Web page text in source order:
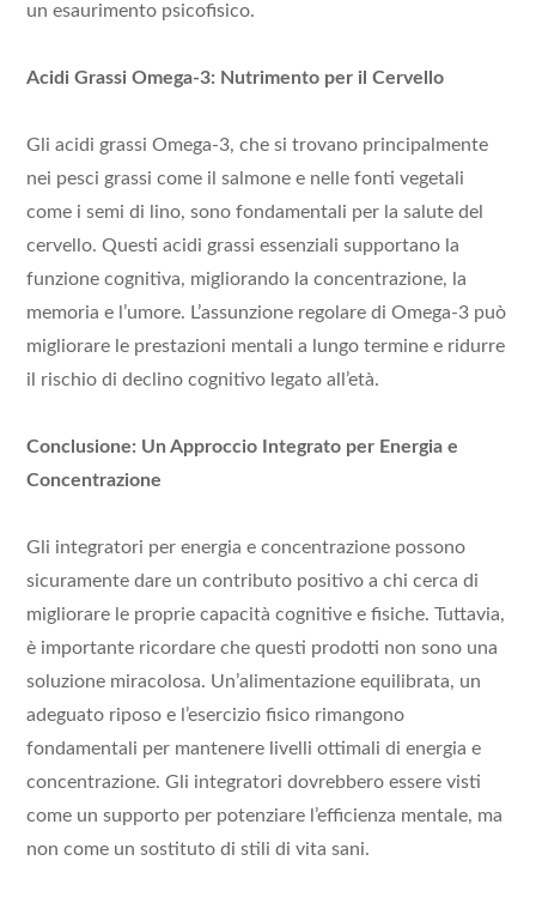
un esaurimento psicofisico.
Acidi Grassi Omega-3: Nutrimento per il Cervello
Gli acidi grassi Omega-3, che si trovano principalmente
nei pesci grassi come il salmone e nelle fonti vegetali
come i semi di lino, sono fondamentali per la salute del
cervello. Questi acidi grassi essenziali supportano la
funzione cognitiva, migliorando la concentrazione, la
memoria e l’umore. L’assunzione regolare di Omega-3 può
migliorare le prestazioni mentali a lungo termine e ridurre
il rischio di declino cognitivo legato all’età.
Conclusione: Un Approccio Integrato per Energia e
Concentrazione
Gli integratori per energia e concentrazione possono
sicuramente dare un contributo positivo a chi cerca di
migliorare le proprie capacità cognitive e fisiche. Tuttavia,
è importante ricordare che questi prodotti non sono una
soluzione miracolosa. Un’alimentazione equilibrata, un
adeguato riposo e l’esercizio fisico rimangono
fondamentali per mantenere livelli ottimali di energia e
concentrazione. Gli integratori dovrebbero essere visti
come un supporto per potenziare l’efficienza mentale, ma
non come un sostituto di stili di vita sani.